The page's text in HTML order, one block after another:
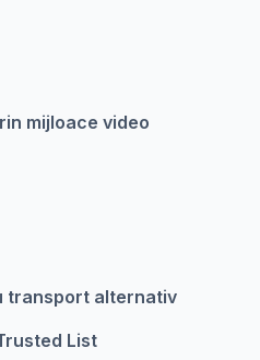
mijloace video
transport alternativ
List